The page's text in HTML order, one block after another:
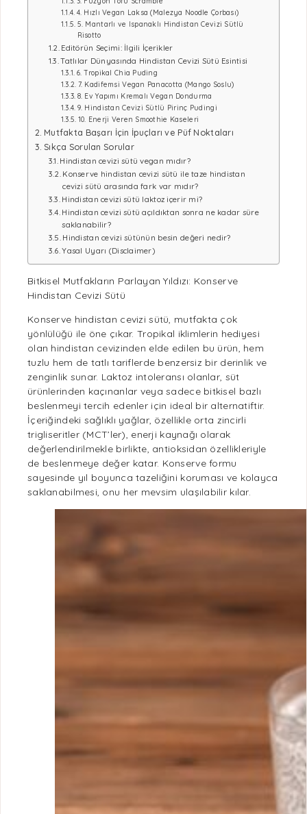
4. Hızlı Vegan Laksa (Malezya Noodle Çorbası)
5. Mantarlı ve Ispanaklı Hindistan Cevizi Sütlü
Risotto
Editörün Seçimi: İlgili İçerikler
Tatlılar Dünyasında Hindistan Cevizi Sütü Esintisi
6. Tropikal Chia Puding
7. Kadifemsi Vegan Panacotta (Mango Soslu)
8. Ev Yapımı Kremalı Vegan Dondurma
9. Hindistan Cevizi Sütlü Pirinç Pudingi
10. Enerji Veren Smoothie Kaseleri
Mutfakta Başarı İçin İpuçları ve Püf Noktaları
Sıkça Sorulan Sorular
Hindistan cevizi sütü vegan mıdır?
Konserve hindistan cevizi sütü ile taze hindistan
cevizi sütü arasında fark var mıdır?
Hindistan cevizi sütü laktoz içerir mi?
Hindistan cevizi sütü açıldıktan sonra ne kadar süre
saklanabilir?
Hindistan cevizi sütünün besin değeri nedir?
Yasal Uyarı (Disclaimer)
Bitkisel Mutfakların Parlayan Yıldızı: Konserve
Hindistan Cevizi Sütü
Konserve hindistan cevizi sütü, mutfakta çok
yönlülüğü ile öne çıkar. Tropikal iklimlerin hediyesi
olan hindistan cevizinden elde edilen bu ürün, hem
tuzlu hem de tatlı tariflerde benzersiz bir derinlik ve
zenginlik sunar. Laktoz intoleransı olanlar, süt
ürünlerinden kaçınanlar veya sadece bitkisel bazlı
beslenmeyi tercih edenler için ideal bir alternatiftir.
İçeriğindeki sağlıklı yağlar, özellikle orta zincirli
trigliseritler (MCT’ler), enerji kaynağı olarak
değerlendirilmekle birlikte, antioksidan özellikleriyle
de beslenmeye değer katar. Konserve formu
sayesinde yıl boyunca tazeliğini koruması ve kolayca
saklanabilmesi, onu her mevsim ulaşılabilir kılar.